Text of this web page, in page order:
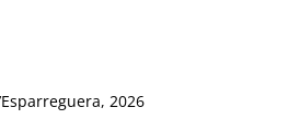
2026